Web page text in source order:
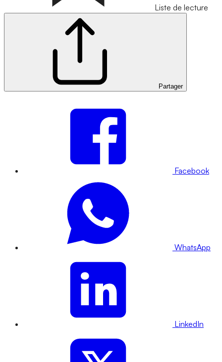
Liste de lecture
Partager
Facebook
WhatsApp
LinkedIn